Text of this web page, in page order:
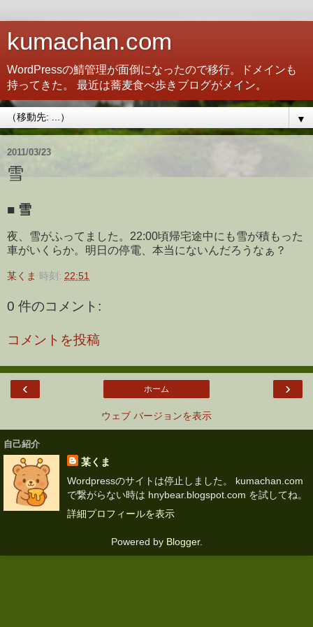
kumachan.com
WordPressの鯖管理が面倒になったので移行。ドメインも
持ってきた。 最近は蕎麦食べ歩きブログがメイン。
▼
2011/03/23
雪
■ 雪
夜、雪がふってました。22:00頃帰宅途中にも雪が積もった
車がいくらか。明日の停電、本当にないんだろうなぁ？
某くま 時刻: 22:51
0 件のコメント:
コメントを投稿
‹ ›
ホーム
ウェブ バージョンを表示
自己紹介
某くま
Wordpressのサイトは停止しました。 kumachan.com
で繋がらない時は hnybear.blogspot.com を試してね。
詳細プロフィールを表示
Powered by Blogger.